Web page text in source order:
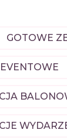
GOTOWE